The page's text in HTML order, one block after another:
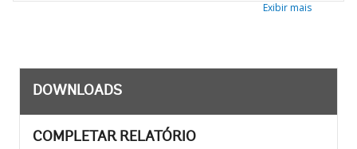
Exibir mais
DOWNLOADS
COMPLETAR RELATÓRIO